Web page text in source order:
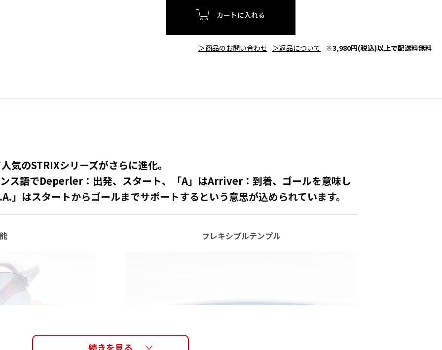
カートに入れる
＞商品のお問い合わせ ＞返品について ※3,980円(税込)以上で配送料無料
気のSTRIXシリーズがさらに進化。
ス語でDeperler：出発、スタート、「A」はArriver：到着、ゴールを意味し
」はスタートからゴールまでサポートするという意思が込められています。
フレキシブルテンプル